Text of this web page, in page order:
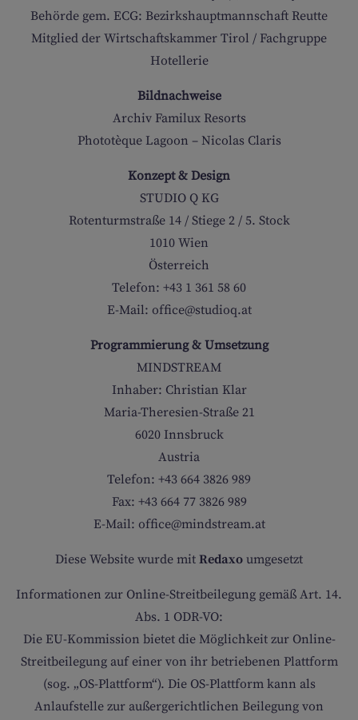
SCHWIMMKURS
WELLNESS
SINGLE MIT KIND
GOLF
Behörde gem. ECG: Bezirkshauptmannschaft Reutte
Mitglied der Wirtschaftskammer Tirol / Fachgruppe
Hotellerie
Bildnachweise
Archiv Familux Resorts
Phototèque Lagoon – Nicolas Claris
Konzept & Design
STUDIOQ KG
Rotenturmstraße 14 / Stiege 2 / 5. Stock
1010 Wien
Österreich
Telefon: +43 1 361 58 60
E-Mail: office@studioq.at
Programmierung & Umsetzung
MINDSTREAM
Inhaber: Christian Klar
Maria-Theresien-Straße 21
6020 Innsbruck
Austria
Telefon: +43 664 3826 989
Fax: +43 664 77 3826 989
E-Mail: office@mindstream.at
Diese Website wurde mit Redaxo umgesetzt
Informationen zur Online-Streitbeilegung gemäß Art. 14.
Abs. 1 ODR-VO:
Die EU-Kommission bietet die Möglichkeit zur Online-
Streitbeilegung auf einer von ihr betriebenen Plattform
(sog. „OS-Plattform“). Die OS-Plattform kann als
Anlaufstelle zur außergerichtlichen Beilegung von